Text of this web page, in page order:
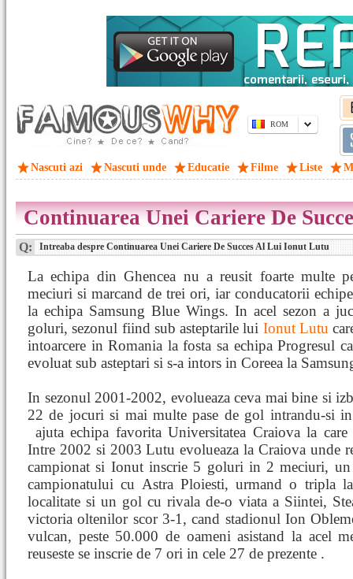
ROM
Nascuti azi Nascuti unde Educatie Filme Liste
Continuarea Unei Cariere De
Q: Intreaba despre Continuarea Unei Cariere De Succes Al Lui Ionut Lutu
La echipa din Ghencea nu a reusit foarte multe
meciuri si marcand de trei ori, iar conducatorii
la echipa Samsung Blue Wings. In acel sezon a
goluri, sezonul fiind sub asteptarile lui Ionut Lutu
intoarcere in Romania la fosta sa echipa Progresul
evoluat sub asteptari si s-a intors in Coreea la
In sezonul 2001-2002, evolueaza ceva mai bine si
22 de jocuri si mai multe pase de gol intrandu-si
ajuta echipa favorita Universitatea Craiova la
Intre 2002 si 2003 Lutu evolueaza la Craiova unde
campionat si Ionut inscrie 5 goluri in 2 meciuri, un
campionatului cu Astra Ploiesti, urmand o tripla
localitate si un gol cu rivala de-o viata a Siintei,
victoria oltenilor scor 3-1, cand stadionul Ion
vulcan, peste 50.000 de oameni asistand la acel
reuseste se inscrie de 7 ori in cele 27 de prezente .